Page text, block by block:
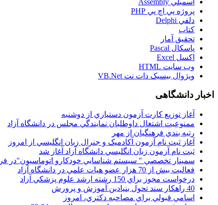
اسمبلي Assembly
پروژه پي اچ پي PHP
دلفي Delphi
کتاب
تحقيق آمار
پاسکال Pascal
اکسل Excel
وب سايت HTML
ويژوال بيسيک دات نت VB.Net
اخبار دانشگاهی
آغاز توزيع کارت آزمون دستياري از دوشنبه
ممنوعيت اشتغال داوطلبان نمايندگي مجلس در دانشگاه آزاد
رتبه بندي فرهنگيان از مهر
آغاز ثبت نام آزمون آکادميک و جنرال زبان انگليسي از امروز
ثبت نام آزمون زبان انگليسي دانشگاه آزاد آغاز شد
سمينار تخصصي " سيستم شناسايي خودکارو اتوماسيون"در
فعاليت بيش از 70 هزار عضو هيات علمي در دانشگاه آزاد
درخواست مجوز براي 150 رشته ارشد علوم پزشکي آزاد
40 راهکار سند تحول بنيادين آموزش و پرورش
اسامي قبولي براي مصاحبه دکتري، امروز